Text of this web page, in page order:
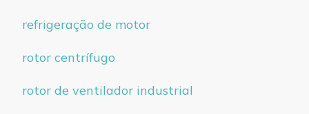
refrigeração de motor
rotor centrífugo
rotor de ventilador industrial